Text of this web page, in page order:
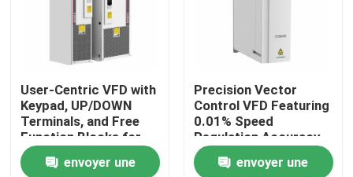
Convertisseur de fréquence variable
Inverseur de fréquence de vecteur
Inverseur de fréquence de VFD
User-Centric VFD with
Keypad, UP/DOWN
Terminals, and Free
Function Blocks for
Easy Operation and
Setup envoyer une
Precision Vector
Control VFD Featuring
0.01% Speed
Regulation Accuracy
and <5ms Torque
Responseenvoyer une